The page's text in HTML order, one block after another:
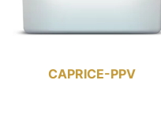
CAPRICE-PPV